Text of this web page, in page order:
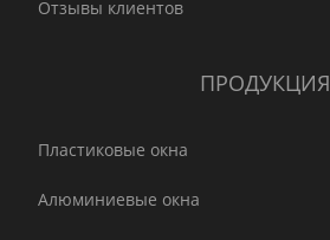
Отзывы клиентов
ПРОДУКЦИЯ
Пластиковые окна
Алюминиевые окна